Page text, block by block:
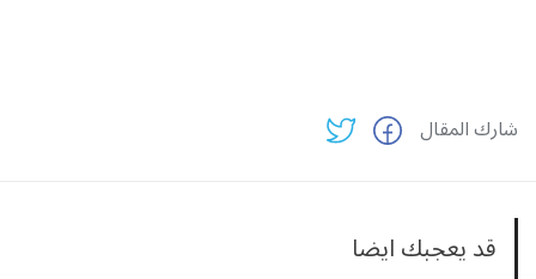
شارك المقال
قد يعجبك ايضا